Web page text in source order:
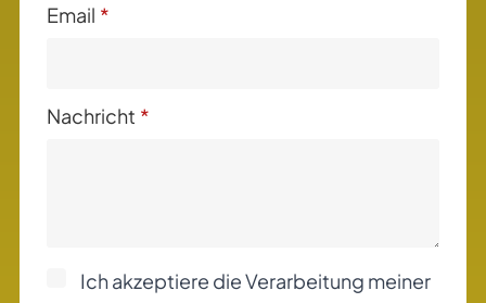
Email *
Nachricht *
Ich akzeptiere die Verarbeitung meiner